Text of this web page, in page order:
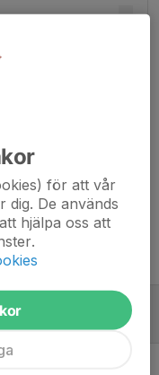
lördag!
för att vår
dig. De används
hjälpa oss att